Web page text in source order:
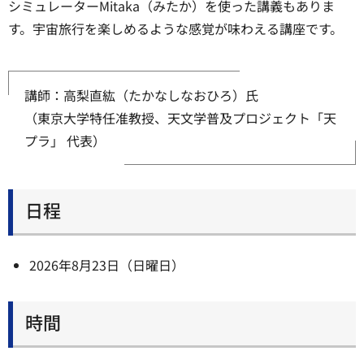
シミュレーターMitaka（みたか）を使った講義もありま
す。宇宙旅行を楽しめるような感覚が味わえる講座です。
講師：高梨直紘（たかなしなおひろ）氏
（東京大学特任准教授、天文学普及プロジェクト「天
プラ」 代表）
日程
2026年8月23日（日曜日）
時間